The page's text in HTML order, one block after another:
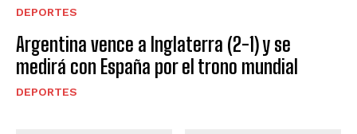
DEPORTES
Argentina vence a Inglaterra (2-1) y se
medirá con España por el trono mundial
DEPORTES